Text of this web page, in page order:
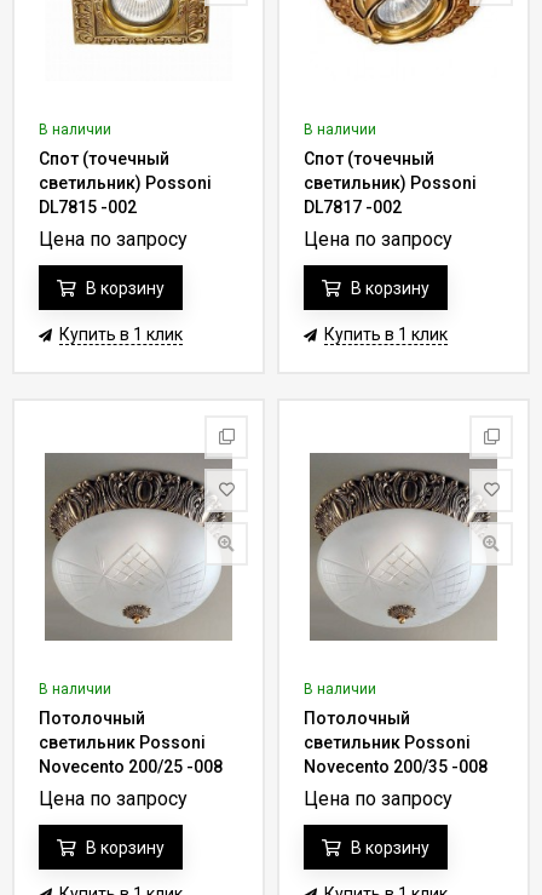
В наличии
Спот (точечный
светильник) Possoni
DL7815 -002
Цена по запросу
В корзину
Купить в 1 клик
В наличии
Спот (точечный
светильник) Possoni
DL7817 -002
Цена по запросу
В корзину
Купить в 1 клик
В наличии
Потолочный
светильник Possoni
Novecento 200/25 -008
Цена по запросу
В корзину
В наличии
Потолочный
светильник Possoni
Novecento 200/35 -008
Цена по запросу
В корзину